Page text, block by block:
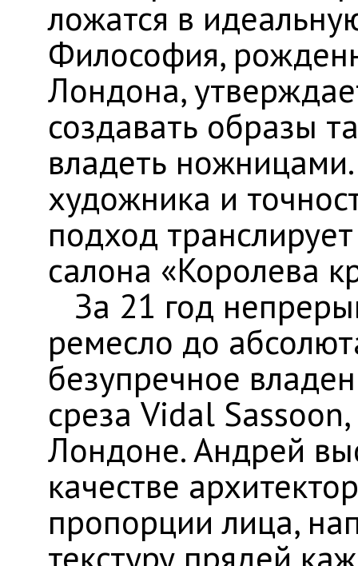
ложатся в
Философия,
Лондона,
создавать образы
владеть
художника и
подход
салона «Королева
За 21 год
ремесло до
безупречное
среза Vidal
Лондоне. Андрей
качестве
пропорции лица,
текстуру прядей